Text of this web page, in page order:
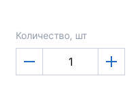
Количество, шт